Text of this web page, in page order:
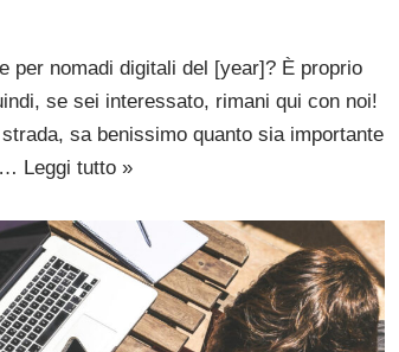
per nomadi digitali del [year]? È proprio
se sei interessato, rimani qui con noi!
sa benissimo quanto sia importante
Leggi tutto »